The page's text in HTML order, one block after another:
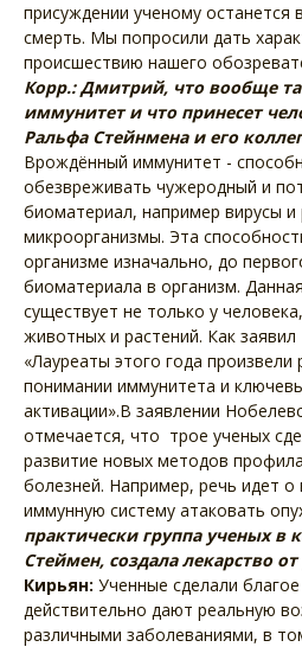
присуждении ученому останется
смерть. Мы попросили дать
происшествию нашего
Корр.: Дмитрий, что вообще
иммунитет и что принесет
Ральфа Стейнмена и его
Врождённый иммунитет -
обезвреживать чужеродный и
биоматериал, например вирусы и
микроорганизмы. Эта
организме изначально, до
биоматериала в организм.
существует не только у
животных и растений. Как
«Лауреаты этого года
понимании иммунитета и
активации».В заявлении
отмечается, что трое ученых
развитие новых методов
болезней. Например, речь идет
иммунную систему атаковать
практически группа ученых в
Стеймен, создала лекарство
Кирьян: Ученные сделали
действительно дают реальную
различными заболеваниями, в